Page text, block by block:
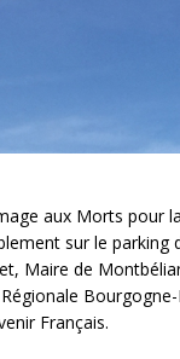
aux Morts pour
sur le parking
Maire de
Français.